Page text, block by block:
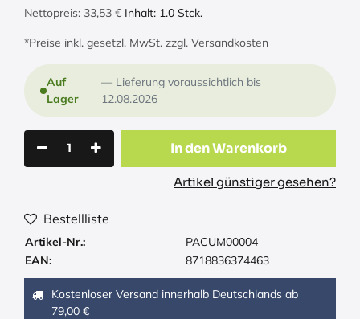
Nettopreis: 33,53 € Inhalt: 1.0 Stck.
*Preise inkl. gesetzl. MwSt. zzgl. Versandkosten
Auf
Lager
Lieferung voraussichtlich bis
12.08.2026
In den Warenkorb
Artikel günstiger gesehen?
Bestellliste
Artikel-Nr.:
PACUM00004
EAN:
8718836374463
Kostenloser Versand innerhalb Deutschlands ab
79,00 €